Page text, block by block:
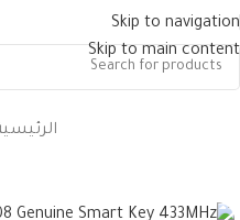
Skip to navigation
Skip to main content